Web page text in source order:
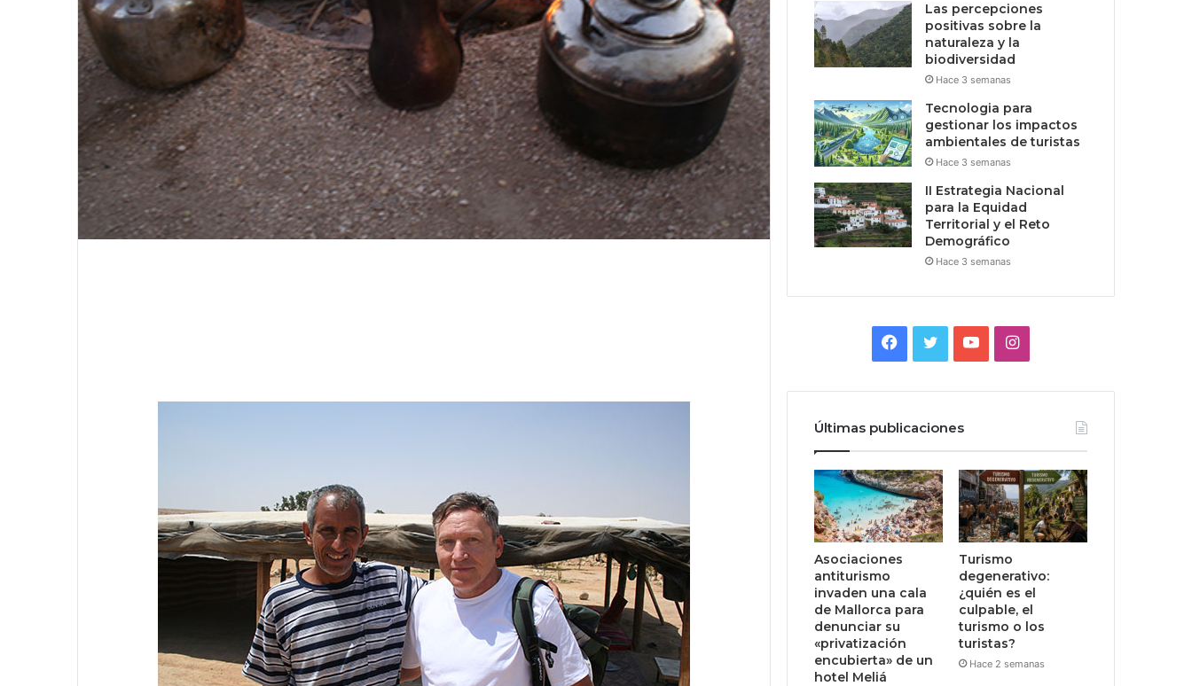
Las percepciones
positivas sobre la
naturaleza y la
biodiversidad
Hace 3 semanas
Tecnologia para
gestionar los impactos
ambientales de turistas
Hace 3 semanas
II Estrategia Nacional
para la Equidad
Territorial y el Reto
Demográfico
Hace 3 semanas
Facebook
TwitterYouTubeInstagram
Últimas publicaciones
Asociaciones
antiturismo
invaden una cala
de Mallorca para
denunciar su
«privatización
encubierta» de un
hotel Meliá
Turismo
degenerativo:
¿quién es el
culpable, el
turismo o los
turistas?
Hace 2 semanas